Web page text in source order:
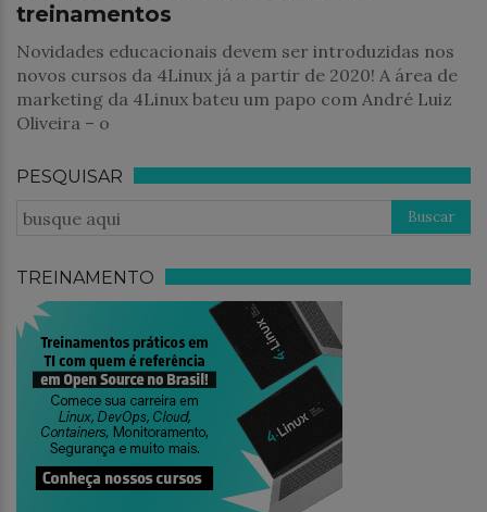
treinamentos
Novidades educacionais devem ser introduzidas nos
novos cursos da 4Linux já a partir de 2020! A área de
marketing da 4Linux bateu um papo com André Luiz
Oliveira – o
PESQUISAR
TREINAMENTO